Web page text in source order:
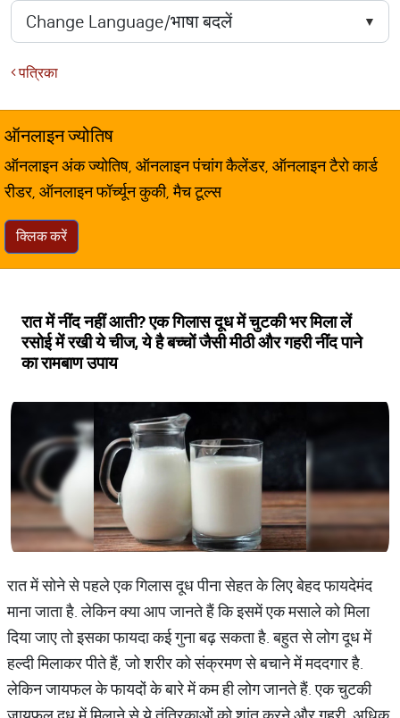
पत्रिका
ऑनलाइन ज्योतिष
ऑनलाइन अंक ज्योतिष, ऑनलाइन पंचांग कैलेंडर, ऑनलाइन टैरो कार्ड
रीडर, ऑनलाइन फॉर्च्यून कुकी, मैच टूल्स
क्लिक करें
रात में नींद नहीं आती? एक गिलास दूध में चुटकी भर मिला लें
रसोई में रखी ये चीज, ये है बच्चों जैसी मीठी और गहरी नींद पाने
का रामबाण उपाय
रात में सोने से पहले एक गिलास दूध पीना सेहत के लिए बेहद फायदेमंद
माना जाता है. लेकिन क्या आप जानते हैं कि इसमें एक मसाले को मिला
दिया जाए तो इसका फायदा कई गुना बढ़ सकता है. बहुत से लोग दूध में
हल्दी मिलाकर पीते हैं, जो शरीर को संक्रमण से बचाने में मददगार है.
लेकिन जायफल के फायदों के बारे में कम ही लोग जानते हैं. एक चुटकी